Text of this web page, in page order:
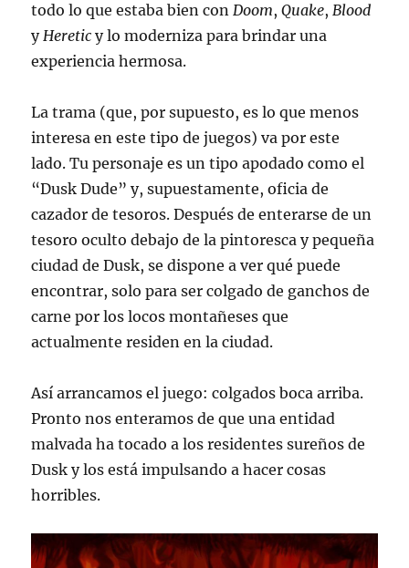
todo lo que estaba bien conDoom,Quake,Blood
yHeretic y lo moderniza para brindar una
experiencia hermosa.
La trama (que, por supuesto, es lo que menos
interesa en este tipo de juegos) va por este
lado. Tu personaje es un tipo apodado como el
“Dusk Dude” y, supuestamente, oficia de
cazador de tesoros. Después de enterarse de un
tesoro oculto debajo de la pintoresca y pequeña
ciudad de Dusk, se dispone a ver qué puede
encontrar, solo para ser colgado de ganchos de
carne por los locos montañeses que
actualmente residen en la ciudad.
Así arrancamos el juego: colgados boca arriba.
Pronto nos enteramos de que una entidad
malvada ha tocado a los residentes sureños de
Dusk y los está impulsando a hacer cosas
horribles.